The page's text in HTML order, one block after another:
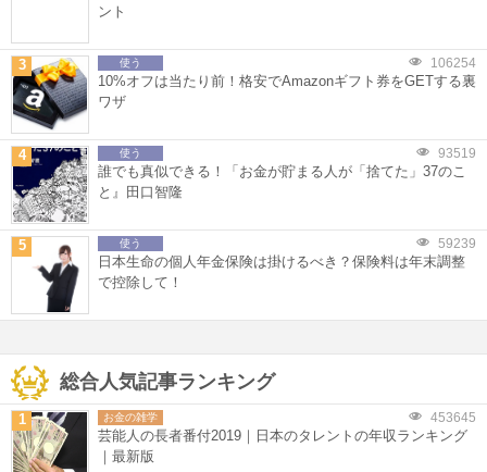
ント
3 使う 106254
10%オフは当たり前！格安でAmazonギフト券をGETする裏
ワザ
4 使う 93519
誰でも真似できる！「お金が貯まる人が「捨てた」37のこ
と』田口智隆
5 使う 59239
日本生命の個人年金保険は掛けるべき？保険料は年末調整
で控除して！
総合人気記事ランキング
1 お金の雑学 453645
芸能人の長者番付2019｜日本のタレントの年収ランキング
｜最新版